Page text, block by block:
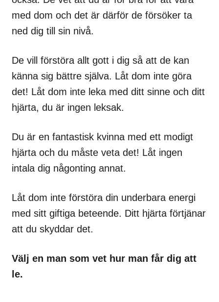
med dom och det är därför de försöker ta
ned dig till sin nivå.
De vill förstöra allt gott i dig så att de kan
känna sig bättre själva. Låt dom inte göra
det! Låt dom inte leka med ditt sinne och ditt
hjärta, du är ingen leksak.
Du är en fantastisk kvinna med ett modigt
hjärta och du måste veta det! Låt ingen
intala dig någonting annat.
Låt dom inte förstöra din underbara energi
med sitt giftiga beteende. Ditt hjärta förtjänar
att du skyddar det.
Välj en man som vet hur man får dig att
le.